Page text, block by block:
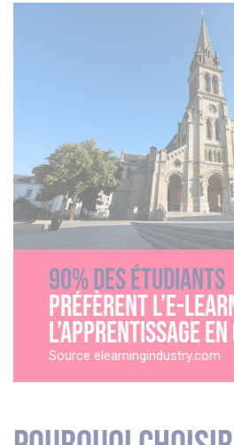
90% des étudiants
préfèrent l’e-
l’apprentissage
Source elearningindustry.com